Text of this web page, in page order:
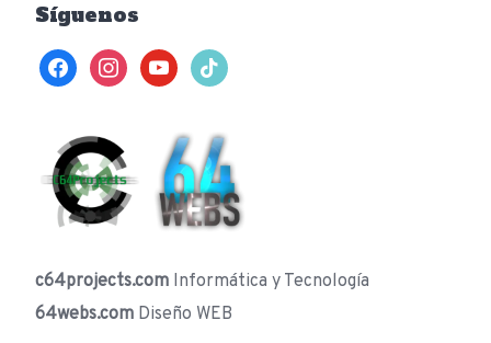
Síguenos
facebookinstagramyoutubetiktok
c64projects.com Informática y Tecnología
64webs.com Diseño WEB